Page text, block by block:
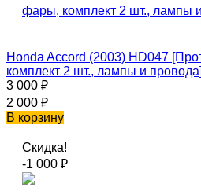
Honda Accord (2003) HD047
комплект 2 шт., лампы и провода]
3 000 ₽
2 000 ₽
В корзину
Скидка!
-1 000 ₽